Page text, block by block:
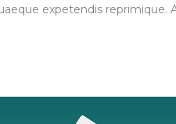
expetendis reprimique.